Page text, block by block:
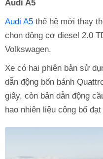
Audi A5
Audi A5 thế hệ mới thay
chọn động cơ diesel 2.0
Volkswagen.
Xe có hai phiên bản sử
dẫn động bốn bánh
giây, còn bản dẫn động
hao nhiên liệu công bố